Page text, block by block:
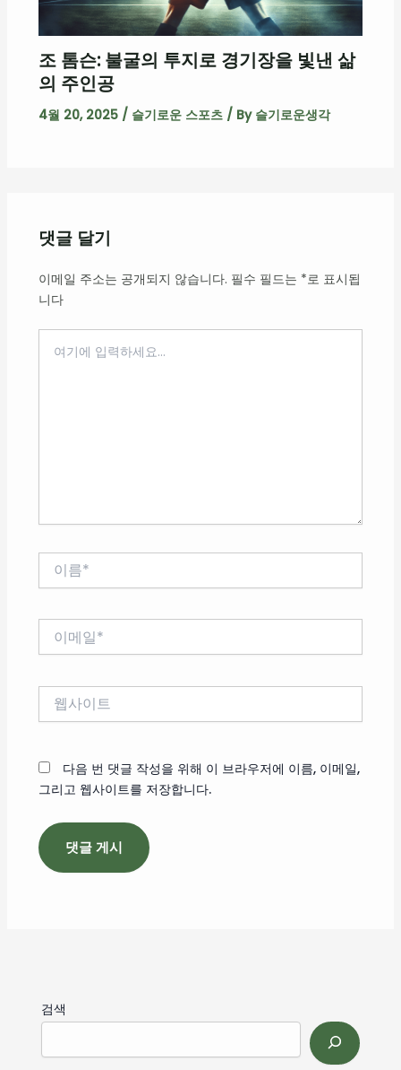
조 톰슨: 불굴의 투지로 경기장을 빛낸 삶
의 주인공
4월 20, 2025 / 슬기로운 스포츠/ By 슬기로운생각
댓글 달기
이메일 주소는 공개되지 않습니다. 필수 필드는 *로 표시됩
니다
다음 번 댓글 작성을 위해 이 브라우저에 이름, 이메일,
그리고 웹사이트를 저장합니다.
검색